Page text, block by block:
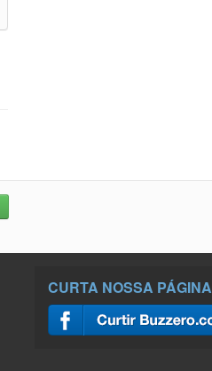
CURTA NOSSA PÁGINA